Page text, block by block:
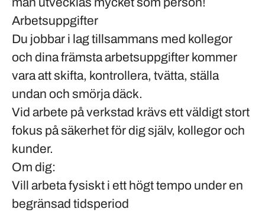
Arbetsuppgifter
Du jobbar i lag tillsammans med kollegor
och dina främsta arbetsuppgifter kommer
vara att skifta, kontrollera, tvätta, ställa
undan och smörja däck.
Vid arbete på verkstad krävs ett väldigt stort
fokus på säkerhet för dig själv, kollegor och
kunder.
Om dig:
Vill arbeta fysiskt i ett högt tempo under en
begränsad tidsperiod